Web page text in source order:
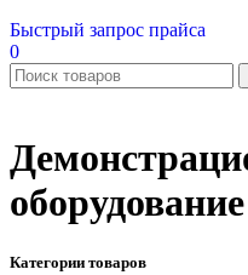
Быстрый запрос прайса
0
оборудование
Категории товаров